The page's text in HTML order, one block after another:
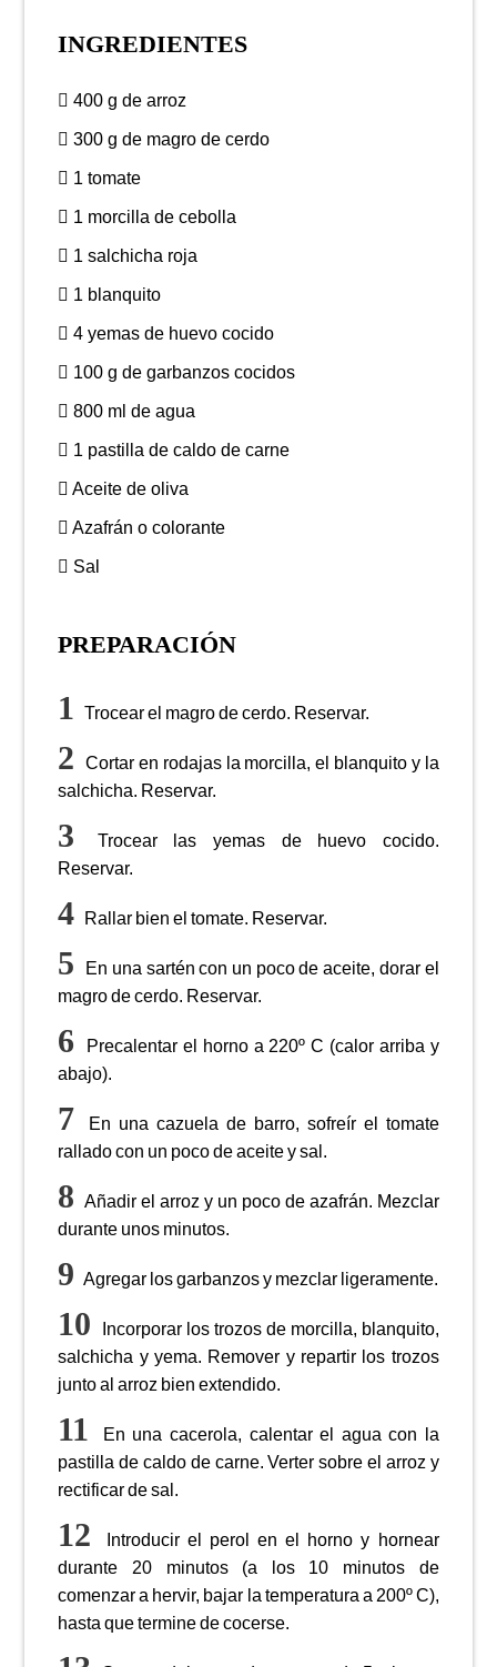
INGREDIENTES
400 g de arroz
300 g de magro de cerdo
1 tomate
1 morcilla de cebolla
1 salchicha roja
1 blanquito
4 yemas de huevo cocido
100 g de garbanzos cocidos
800 ml de agua
1 pastilla de caldo de carne
Aceite de oliva
Azafrán o colorante
Sal
PREPARACIÓN
Trocear el magro de cerdo. Reservar.
Cortar en rodajas la morcilla, el blanquito y la
salchicha. Reservar.
Trocear las yemas de huevo cocido.
Reservar.
Rallar bien el tomate. Reservar.
En una sartén con un poco de aceite, dorar el
magro de cerdo. Reservar.
Precalentar el horno a 220º C (calor arriba y
abajo).
En una cazuela de barro, sofreír el tomate
rallado con un poco de aceite y sal.
Añadir el arroz y un poco de azafrán. Mezclar
durante unos minutos.
Agregar los garbanzos y mezclar ligeramente.
Incorporar los trozos de morcilla, blanquito,
salchicha y yema. Remover y repartir los trozos
junto al arroz bien extendido.
En una cacerola, calentar el agua con la
pastilla de caldo de carne. Verter sobre el arroz y
rectificar de sal.
Introducir el perol en el horno y hornear
durante 20 minutos (a los 10 minutos de
comenzar a hervir, bajar la temperatura a 200º C),
hasta que termine de cocerse.